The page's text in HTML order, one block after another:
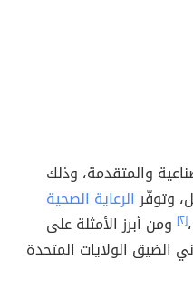
والمتقدمة، وذلك
وتوفّرالرعاية الصحية
[٢]
ومن أبرز الأمثلة على
الضيق الولايات المتحدة